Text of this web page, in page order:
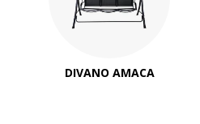
DIVANO AMACA